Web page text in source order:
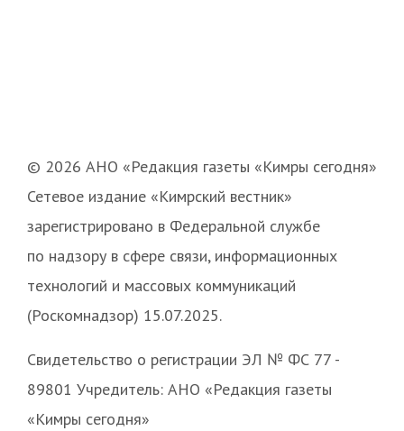
© 2026 АНО «Редакция газеты «Кимры сегодня»
Сетевое издание «Кимрский вестник»
зарегистрировано в Федеральной службе
по надзору в сфере связи, информационных
технологий и массовых коммуникаций
(Роскомнадзор) 15.07.2025.
Свидетельство о регистрации ЭЛ № ФС 77 -
89801 Учредитель: АНО «Редакция газеты
«Кимры сегодня»